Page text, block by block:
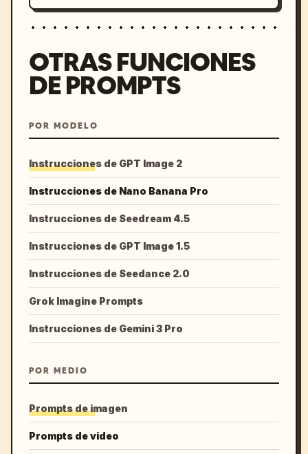
OTRAS FUNCIONES
DE PROMPTS
POR MODELO
Instrucciones de GPT Image 2
Instrucciones de Nano Banana Pro
Instrucciones de Seedream 4.5
Instrucciones de GPT Image 1.5
Instrucciones de Seedance 2.0
Grok Imagine Prompts
Instrucciones de Gemini 3 Pro
POR MEDIO
Prompts de imagen
Prompts de video